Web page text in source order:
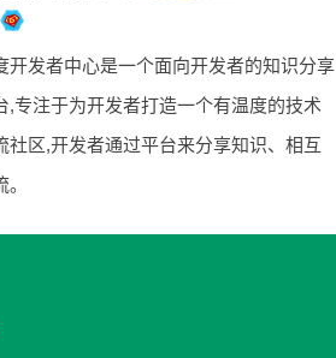
开发者中心是一个面向开发者的知识分享
,专注于为开发者打造一个有温度的技术
社区,开发者通过平台来分享知识、相互